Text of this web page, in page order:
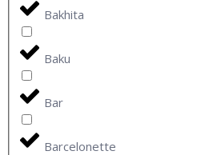
Bakhita
Baku
Bar
Barcelonette